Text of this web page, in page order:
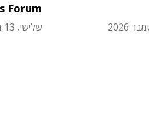
Forum
שלישי, 13 באוקטובר 2026